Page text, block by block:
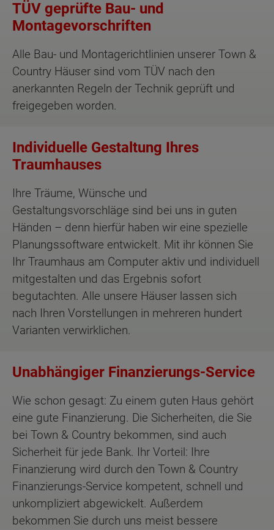
TÜV geprüfte Bau- und
Montagevorschriften
Alle Bau- und Montagerichtlinien unserer Town &
Country Häuser sind vom TÜV nach den
anerkannten Regeln der Technik geprüft und
freigegeben worden.
Individuelle Gestaltung Ihres
Traumhauses
Ihre Träume, Wünsche und
Gestaltungsvorschläge sind bei uns in guten
Händen – denn hierfür haben wir eine spezielle
Planungssoftware entwickelt. Mit ihr können Sie
Ihr Traumhaus am Computer aktiv und individuell
mitgestalten und das Ergebnis sofort
begutachten. Alle unsere Häuser lassen sich
nach Ihren Vorstellungen in mehreren hundert
Varianten verwirklichen.
Unabhängiger Finanzierungs-Service
Wie schon gesagt: Zu einem guten Haus gehört
eine gute Finanzierung. Die Sicherheiten, die Sie
bei Town & Country bekommen, sind auch
Sicherheit für jede Bank. Ihr Vorteil: Ihre
Finanzierung wird durch den Town & Country
Finanzierungs-Service kompetent, schnell und
unkompliziert abgewickelt. Außerdem
bekommen Sie durch uns meist bessere